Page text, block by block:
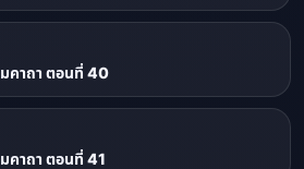
คาถา ตอนที่ 40
คาถา ตอนที่ 41